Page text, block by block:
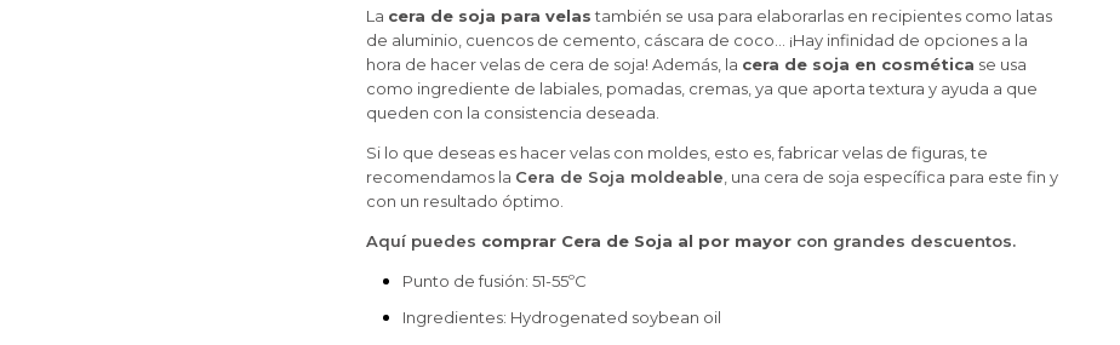
La cera de soja para velastambién se usa para elaborarlas en recipientes como latas
de aluminio, cuencos de cemento, cáscara de coco… ¡Hay infinidad de opciones a la
hora de hacer velas de cera de soja! Además, la cera de soja en cosmética se usa
como ingrediente de labiales, pomadas, cremas, ya que aporta textura y ayuda a que
queden con la consistencia deseada.
Si lo que deseas es hacer velas con moldes, esto es, fabricar velas de figuras, te
recomendamos la Cera de Soja moldeable , una cera de soja específica para este fin y
con un resultado óptimo.
Aquí puedes comprar Cera de Soja al por mayor con grandes descuentos.
Punto de fusión: 51-55ºC
Ingredientes: Hydrogenated soybean oil